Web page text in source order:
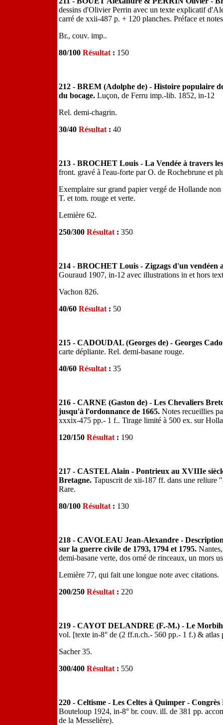
dessins d'Olivier Perrin avec un texte explicatif
carré de xxii-487 p. + 120 planches. Préface et
Br., couv. imp..
80/100 Résultat : 150
212 - BREM (Adolphe de) - Histoire populaire
du bocage. Luçon, de Ferru imp.-lib. 1852, in-12
Rel. demi-chagrin.
30/40 Résultat : 40
213 - BROCHET Louis - La Vendée à travers
front. gravé à l'eau-forte par O. de Rochebrune et
Exemplaire sur grand papier vergé de Hollande
T. et tom. rouge et verte.
Lemière 62.
250/300 Résultat : 350
214 - BROCHET Louis - Zigzags d'un vendéen
Gouraud 1907, in-12 avec illustrations in et hors
Vachon 826.
40/60 Résultat : 50
215 - CADOUDAL (Georges de) - Georges
carte dépliante. Rel. demi-basane rouge.
40/60 Résultat : 35
216 - CARNE (Gaston de) - Les Chevaliers
jusqu'à l'ordonnance de 1665. Notes recueillies
xxxix-475 pp.- 1 f.. Tirage limité à 500 ex. sur
120/150 Résultat : 190
217 - CASTEL Alain - Pontrieux au XVIIIe
Bretagne. Tapuscrit de xii-187 ff. dans une reliure
Rare.
80/100 Résultat : 130
218 - CAVOLEAU Jean-Alexandre -
sur la guerre civile de 1793, 1794 et 1795.
demi-basane verte, dos orné de rinceaux, un mors
Lemière 77, qui fait une longue note avec citations.
200/250 Résultat : 220
219 - CAYOT DELANDRE (F.-M.) - Le
vol. [texte in-8° de (2 ff.n.ch.- 560 pp.- 1 f.) &
Sacher 35.
300/400 Résultat : 550
220 - Celtisme - Les Celtes à Quimper -
Bouteloup 1924, in-8° br. couv. ill. de 381 pp.
de la Messelière).